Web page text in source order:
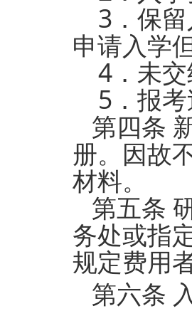
3．保留
申请入学
4．未交
5．报考
第四条
册。因故
材料。
第五条
务处或指
规定费用
第六条